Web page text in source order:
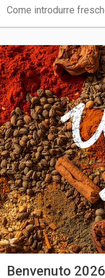
Come introdurre
Benvenuto 2026